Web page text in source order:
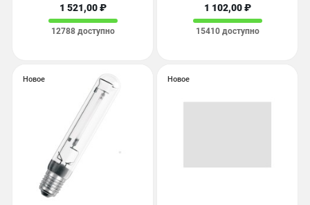
1 521,00 ₽
12788 доступно
1 102,00 ₽
15410 доступно
Новое Новое